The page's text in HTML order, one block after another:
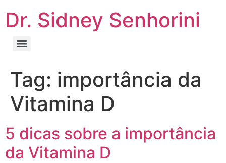
Dr. Sidney Senhorini
Tag: importância da
Vitamina D
5 dicas sobre a importância
da Vitamina D